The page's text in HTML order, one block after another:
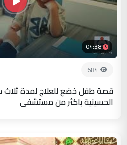
04:38
684
قصة طفل خضع للعلاج لمدة ثلاث
الحسينية باكثر من مستشفى